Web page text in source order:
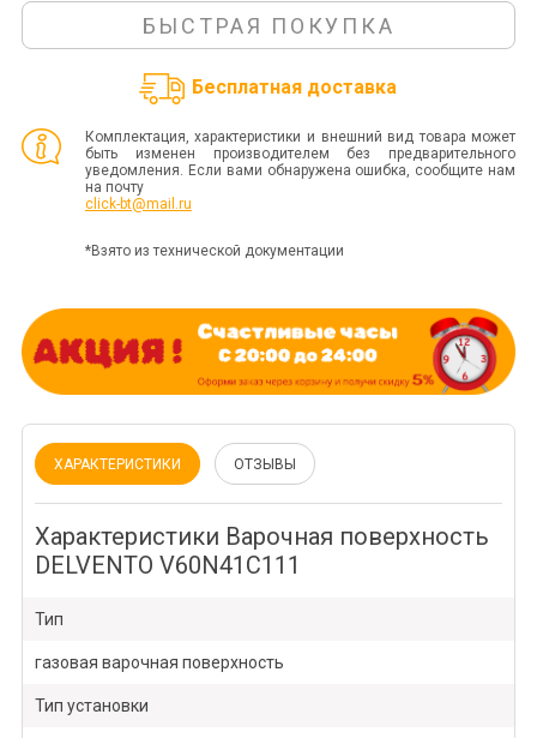
БЫСТРАЯ ПОКУПКА
Бесплатная доставка
Комплектация, характеристики и внешний вид товара может
быть изменен производителем без предварительного
уведомления. Если вами обнаружена ошибка, сообщите нам
на почту
click-bt@mail.ru
*Взято из технической документации
ХАРАКТЕРИСТИКИ ОТЗЫВЫ
Характеристики Варочная поверхность
DELVENTO V60N41C111
Тип
газовая варочная поверхность
Тип установки